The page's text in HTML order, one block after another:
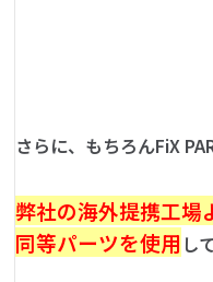
さらに、もちろんFiX
弊社の海外提携工場
同等パーツを使用 し